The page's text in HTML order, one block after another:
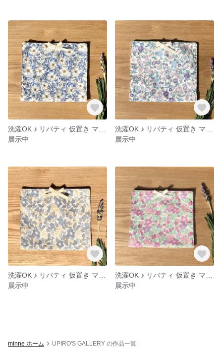
展示中
展示中
展示中
展示中
minne ホーム UPIRO'S GALLERY の作品一覧